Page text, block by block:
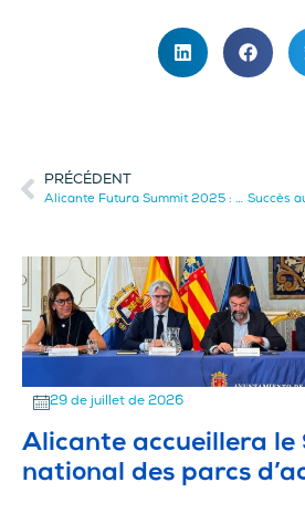
PRÉCÉDENT
Alicante Futura Summit 2025 : L’événement majeur de l’innovation
29 de juillet de 2026
Alicante accueillera le
national des parcs